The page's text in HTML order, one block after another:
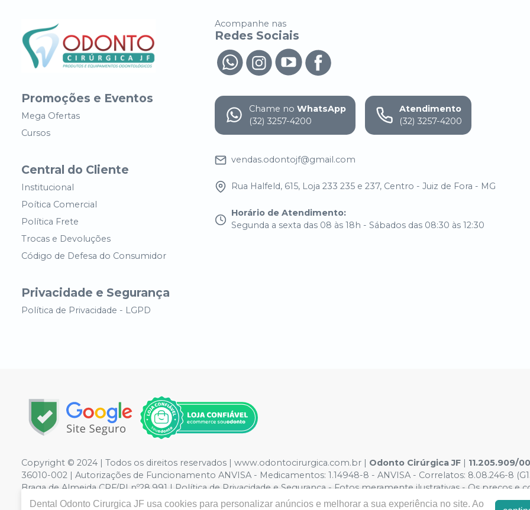
Promoções e Eventos
Mega Ofertas
Cursos
Central do Cliente
Institucional
Poítica Comercial
Política Frete
Trocas e Devoluções
Código de Defesa do Consumidor
Privacidade e Segurança
Política de Privacidade - LGPD
Acompanhe nas
Redes Sociais
Chame no WhatsApp
(32) 3257-4200
Atendimento
(32) 3257-4200
vendas.odontojf@gmail.com
Rua Halfeld, 615, Loja 233 235 e 237, Centro - Juiz de Fora - MG
Horário de Atendimento:
Segunda a sexta das 08 às 18h - Sábados das 08:30 às 12:30
Copyright © 2024 | Todos os direitos reservados | www.odontocirurgica.com.br | Odonto Cirúrgica JF | 11.205.909/
36010-002 | Autorizações de Funcionamento ANVISA - Medicamentos: 1.14948-8 - ANVISA - Correlatos: 8.08.246-8
Braga de Almeida CRF/PI nº28.991 | Política de Privacidade e Segurança - Fotos meramente ilustrativas - Os preços e
de divergência de preços no site, o valor válido é o do Carrinho de Compra. Não vendemos por atacado por isso
Dental Odonto Cirurgica JF usa cookies para personalizar anúncios e melhorar a sua experiência no site. Ao